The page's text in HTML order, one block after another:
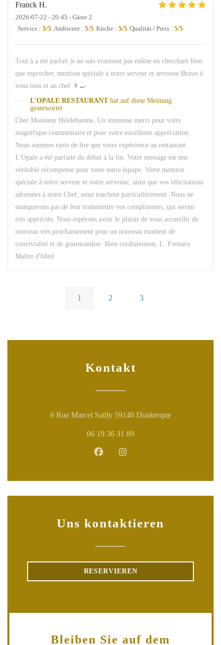
Franck H
2026-07-22 - 20:45 - Gäste 2
Service : 5/5 Ambiente : 5/5 Küche : 5/5 Qualität / Preis : 5/5
Tout à a été parfait je ne sais vraiment pas même en cherchant bien
que reprocher, mention spéciale à notre serveur et serveuse Bravo à
vous tous et au chef 👨‍🍳
L'OPALE RESTAURANT hat auf diese Meinung
geantwortet
Cher Monsieur Heldebaume, Un immense merci pour votre
magnifique commentaire et pour votre excellente appréciation.
Nous sommes ravis de lire que votre expérience au restaurant
L'Opale a été parfaite du début à la fin. Votre message est une
véritable récompense pour toute notre équipe. Votre mention
spéciale à notre serveur et notre serveuse, ainsi que vos félicitations
adressées à notre Chef, nous touchent particulièrement. Nous ne
manquerons pas de leur transmettre vos compliments, qui seront
très appréciés. Nous espérons avoir le plaisir de vous accueillir de
nouveau très prochainement pour un nouveau moment de
convivialité et de gourmandise. Bien cordialement, L. Fornaro
Maître d'hôtel
1 2 3
Kontakt
6 Rue Marcel Sailly 59140 Dunkerque((öffnet ein
06 19 36 31 89
Facebook ((öffnet ein neues
Uns kontaktieren
RESERVIEREN
Bleiben Sie auf dem